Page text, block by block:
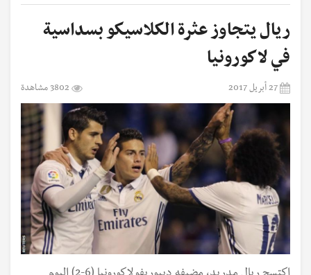
ريال يتجاوز عثرة الكلاسيكو بسداسية
في لاكورونيا
27 أبريل 2017 3802 مشاهدة